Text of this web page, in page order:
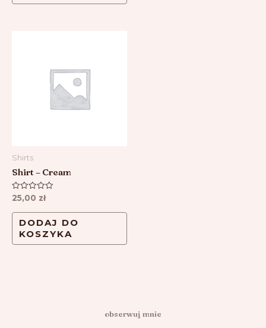
Shirts
Shirt – Cream
Oceniono
na
25,00 zł
DODAJ DO
KOSZYKA
obserwuj mnie